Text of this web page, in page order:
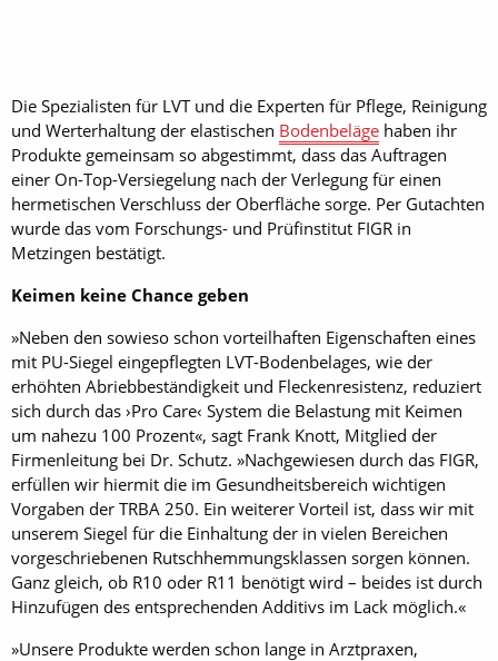
Die Spezialisten für LVT und die Experten für Pflege, Reinigung
und Werterhaltung der elastischen Bodenbeläge haben ihr
Produkte gemeinsam so abgestimmt, dass das Auftragen
einer On-Top-Versiegelung nach der Verlegung für einen
hermetischen Verschluss der Oberfläche sorge. Per Gutachten
wurde das vom Forschungs- und Prüfinstitut FIGR in
Metzingen bestätigt.
Keimen keine Chance geben
»Neben den sowieso schon vorteilhaften Eigenschaften eines
mit PU-Siegel eingepflegten LVT-Bodenbelages, wie der
erhöhten Abriebbeständigkeit und Fleckenresistenz, reduziert
sich durch das ›Pro Care‹ System die Belastung mit Keimen
um nahezu 100 Prozent«, sagt Frank Knott, Mitglied der
Firmenleitung bei Dr. Schutz. »Nachgewiesen durch das FIGR,
erfüllen wir hiermit die im Gesundheitsbereich wichtigen
Vorgaben der TRBA 250. Ein weiterer Vorteil ist, dass wir mit
unserem Siegel für die Einhaltung der in vielen Bereichen
vorgeschriebenen Rutschhemmungsklassen sorgen können.
Ganz gleich, ob R10 oder R11 benötigt wird – beides ist durch
Hinzufügen des entsprechenden Additivs im Lack möglich.«
»Unsere Produkte werden schon lange in Arztpraxen,